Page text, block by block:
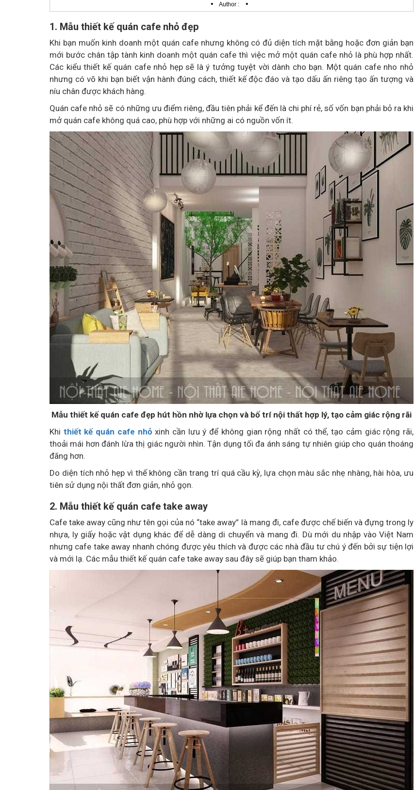
• Author : •
1. Mẫu thiết kế quán cafe nhỏ đẹp
Khi bạn muốn kinh doanh một quán cafe nhưng không có đủ diện tích mặt bằng hoặc đơn giản bạn
mới bước chân tập tành kinh doanh một quán cafe thì việc mở một quán cafe nhỏ là phù hợp nhất.
Các kiểu thiết kế quán cafe nhỏ hẹp sẽ là ý tưởng tuyệt vời dành cho bạn. Một quán cafe nho nhỏ
nhưng có võ khi bạn biết vận hành đúng cách, thiết kế độc đáo và tạo dấu ấn riêng tạo ấn tượng và
níu chân được khách hàng.
Quán cafe nhỏ sẽ có những ưu điểm riêng, đầu tiên phải kể đến là chi phí rẻ, số vốn bạn phải bỏ ra khi
mở quán cafe không quá cao, phù hợp với những ai có nguồn vốn ít.
Mẫu thiết kế quán cafe đẹp hút hồn nhờ lựa chọn và bố trí nội thất hợp lý, tạo cảm giác rộng rãi
Khi thiết kế quán cafe nhỏ xinh cần lưu ý để không gian rộng nhất có thể, tạo cảm giác rộng rãi,
thoải mái hơn đánh lừa thị giác người nhìn. Tận dụng tối đa ánh sáng tự nhiên giúp cho quán thoáng
đãng hơn.
Do diện tích nhỏ hẹp vì thế không cần trang trí quá cầu kỳ, lựa chọn màu sắc nhẹ nhàng, hài hòa, ưu
tiên sử dụng nội thất đơn giản, nhỏ gọn.
2. Mẫu thiết kế quán cafe take away
Cafe take away cũng như tên gọi của nó “take away” là mang đi, cafe được chế biến và đựng trong ly
nhựa, ly giấy hoặc vật dụng khác để dễ dàng di chuyển và mang đi. Dù mới du nhập vào Việt Nam
nhưng cafe take away nhanh chóng được yêu thích và được các nhà đầu tư chú ý đến bởi sự tiện lợi
và mới lạ. Các mẫu thiết kế quán cafe take away sau đây sẽ giúp bạn tham khảo.